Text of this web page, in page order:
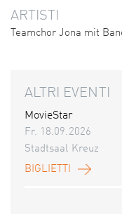
ARTISTI
Teamchor Jona mit
ALTRI EVENTI
MovieStar
Fr. 18.09.2026
Stadtsaal Kreuz
BIGLIETTI